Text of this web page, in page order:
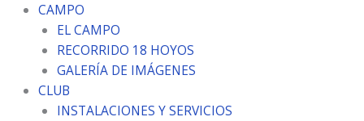
CAMPO
EL CAMPO
RECORRIDO 18 HOYOS
GALERÍA DE IMÁGENES
CLUB
INSTALACIONES Y SERVICIOS